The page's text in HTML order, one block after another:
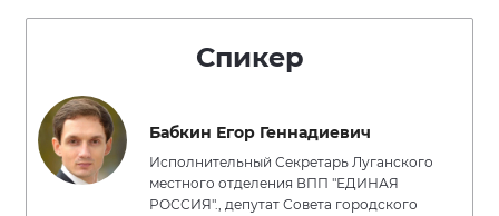
Спикер
Бабкин Егор Геннадиевич
Исполнительный Секретарь Луганского
местного отделения ВПП "ЕДИНАЯ
РОССИЯ"., депутат Совета городского